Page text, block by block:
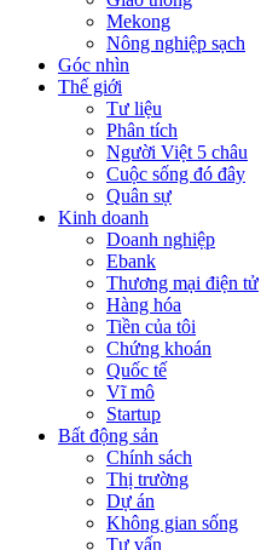
Mekong
Nông nghiệp sạch
Góc nhìn
Thế giới
Tư liệu
Phân tích
Người Việt 5 châu
Cuộc sống đó đây
Quân sự
Kinh doanh
Doanh nghiệp
Ebank
Thương mại điện tử
Hàng hóa
Tiền của tôi
Chứng khoán
Quốc tế
Vĩ mô
Startup
Bất động sản
Chính sách
Thị trường
Dự án
Không gian sống
Tư vấn